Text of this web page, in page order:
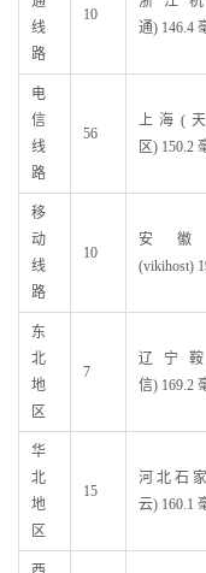
线
路
10
通) 146.4
电
信
线
路
56
上海(
区) 150.2
移
动
线
路
10
安
(vikihost)
东
北
地
区
7
辽宁
信) 169.2
华
北
地
区
15
河北石
云) 160.1